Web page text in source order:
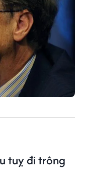
tuỵ đi trông